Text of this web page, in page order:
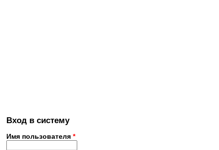
Вход в систему
Имя пользователя *